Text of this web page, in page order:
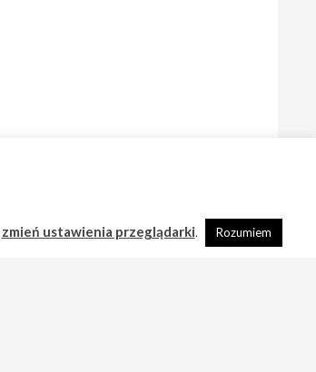
zmień ustawienia przeglądarki. Rozumiem